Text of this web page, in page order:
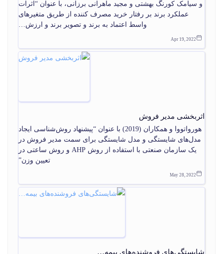
و سیامک کورنگ بهشتی و مجید ماهرانی برزانی، با عنوان “اثرات
عملکرد برند بر رفتار خرید مصرف کننده از طریق متغیرهای
واسط اعتماد به برند و تصویر برند و ارزش…
Apr 19, 2022
اثربخشی مدیر فروش
هورواتووا و همکاران (2019) با عنوان “پیشنهاد روش‌شناسی ایجاد
مدل‌های شایستگی و مدل شایستگی برای سمت مدیر فروش در
یک سازمان صنعتی با استفاده از روش AHP و روش ساعتی در
تعیین وزن”
May 28, 2022
شایستگی‌های فروشنده‌های بیمه…